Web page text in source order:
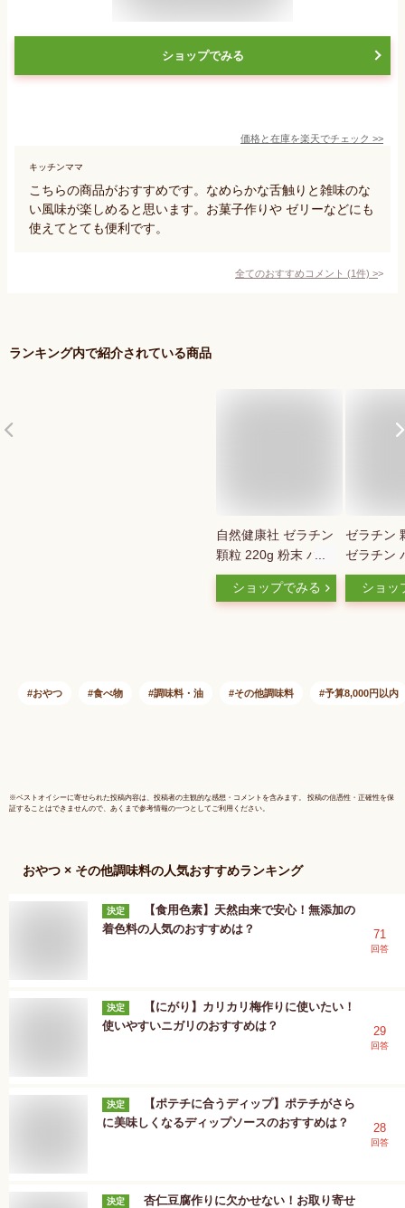
ショップでみる
価格と在庫を楽天でチェック >>
キッチンママ
こちらの商品がおすすめです。なめらかな舌触りと雑味のな
い風味が楽しめると思います。お菓子作りや ゼリーなどにも
使えてとても便利です。
全てのおすすめコメント (1件) >
ランキング内で紹介されている商品
自然健康社 ゼラチン
顆粒 220g 粉末 パウ
ダー 無添加 業務用
ショップでみる
ゼラチン
ゼラチン
粉末 100
来 粉ゼ
用 マルチ
ース プリ
ショッ
おやつ 食べ物 調味料・油 その他調味料 予算8,000円以内
※ベストオイシーに寄せられた投稿内容は、投稿者の主観的な感想・コメントを含みます。 投稿の信憑性・正確性を保
証することはできませんので、あくまで参考情報の一つとしてご利用ください。
おやつ × その他調味料の人気おすすめランキング
決定
【食用色素】天然由来で安心！無添加の
着色料の人気のおすすめは？
71
回答
決定
【にがり】カリカリ梅作りに使いたい！
使いやすいニガリのおすすめは？
29
回答
決定
【ポテチに合うディップ】ポテチがさら
に美味しくなるディップソースのおすすめは？
28
回答
決定
杏仁豆腐作りに欠かせない！お取り寄せ